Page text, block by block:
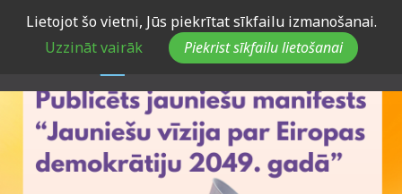
Lietojot šo vietni, Jūs piekrītat sīkfailu izmanošanai.
Uzzināt vairāk
Piekrist sīkfailu lietošanai